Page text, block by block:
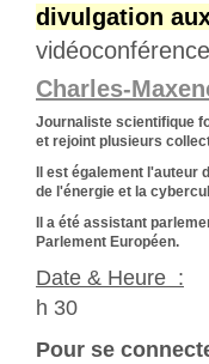
divulgation
Charles-
Journaliste scientifique
et rejoint plusieurs
Il est également l'auteur
de l'énergie et la
Il a été assistant
Parlement Européen.
Date & Heure :
h 30
Pour se